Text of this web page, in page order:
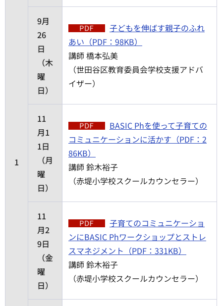
1
9月
26
日
（木
曜
日）
子どもを伸ばす親子のふれ
あい（PDF：98KB）
講師 橋本弘美
（世田谷区教育委員会学校支援アドバ
イザー）
11
月1
1日
（月
曜
日）
BASIC Phを使って子育ての
コミュニケーションに活かす（PDF：2
86KB）
講師 鈴木裕子
（赤堤小学校スクールカウンセラー）
11
月2
9日
（金
曜
日）
子育てのコミュニケーショ
ンにBASIC Phワークショップとストレ
スマネジメント（PDF：331KB）
講師 鈴木裕子
（赤堤小学校スクールカウンセラー）